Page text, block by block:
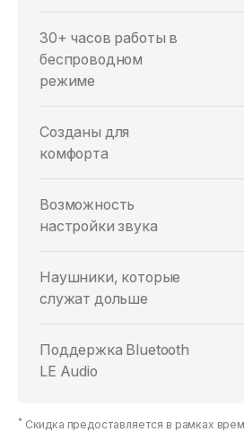
30+ часов работы в
беспроводном
режиме
Созданы для
комфорта
Возможность
настройки звука
Наушники, которые
служат дольше
Поддержка Bluetooth
LE Audio
* Скидка предоставляется в рамках